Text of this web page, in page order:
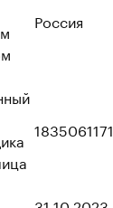
Россия
1835061171